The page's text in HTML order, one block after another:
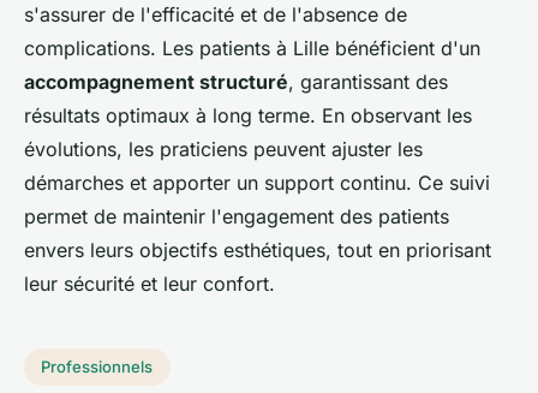
s'assurer de l'efficacité et de l'absence de
complications. Les patients à Lille bénéficient d'un
accompagnement structuré, garantissant des
résultats optimaux à long terme. En observant les
évolutions, les praticiens peuvent ajuster les
démarches et apporter un support continu. Ce suivi
permet de maintenir l'engagement des patients
envers leurs objectifs esthétiques, tout en priorisant
leur sécurité et leur confort.
Professionnels